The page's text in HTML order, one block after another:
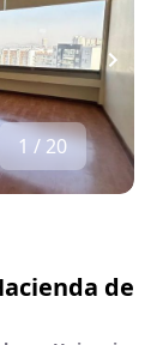
1 / 20
de